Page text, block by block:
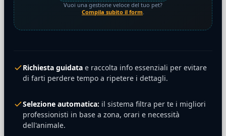
Vuoi una gestione veloce del tuo pet?
Compila subito il form
Richiesta guidata e raccolta info essenziali per evitare
di farti perdere tempo a ripetere i dettagli.
Selezione automatica: il sistema filtra per te i migliori
professionisti in base a zona, orari e necessità
dell'animale.